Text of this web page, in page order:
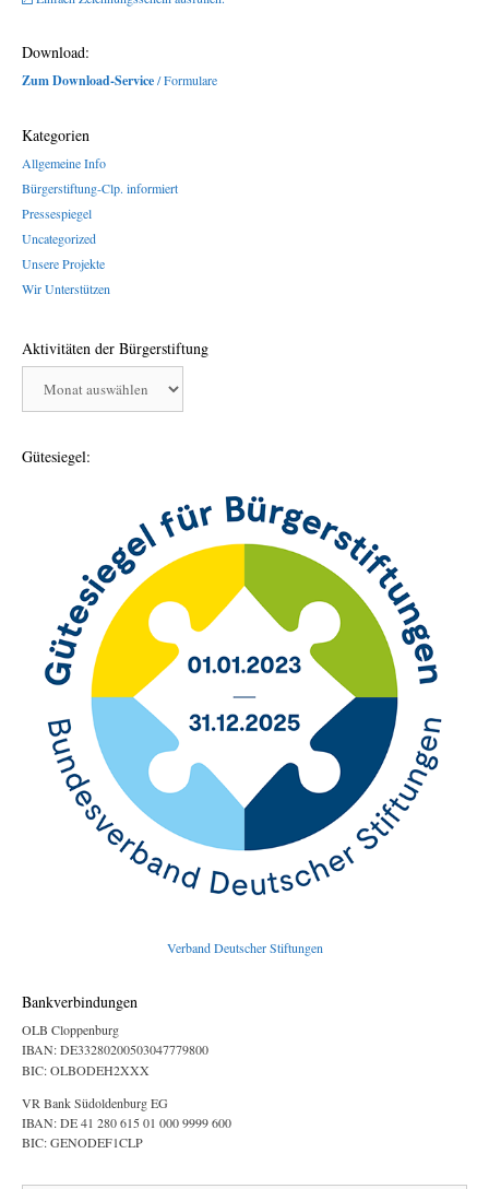
Download:
Zum Download-Service/ Formulare
Kategorien
Allgemeine Info
Bürgerstiftung-Clp. informiert
Pressespiegel
Uncategorized
Unsere Projekte
Wir Unterstützen
Aktivitäten der Bürgerstiftung
Bürgerstiftung
Gütesiegel:
Verband Deutscher Stiftungen
Bankverbindungen
OLB Cloppenburg
IBAN: DE33280200503047779800
BIC: OLBODEH2XXX
VR Bank Südoldenburg EG
IBAN: DE 41 280 615 01 000 9999 600
BIC: GENODEF1CLP